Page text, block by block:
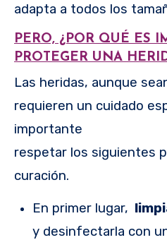
adapta a todos los
PERO, ¿POR QUÉ ES
PROTEGER UNA
Las heridas, aunque
requieren un cuidado
importante
respetar los siguientes
curación.
En primer lugar,
y desinfectarla con